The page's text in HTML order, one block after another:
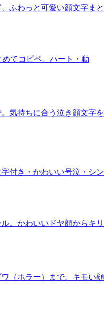
ふわっと可愛い顔文字まと
てコピペ。ハート・動
気持ちに合う泣き顔文字を
付き・かわいい号泣・シン
。かわいいドヤ顔からキリ
（ホラー）まで。キモい顔